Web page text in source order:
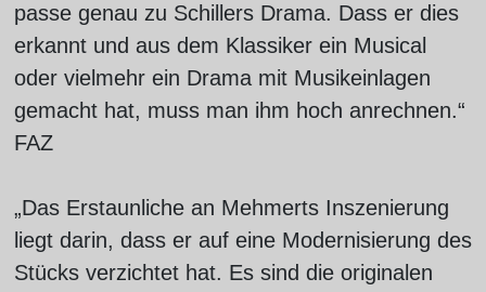
passe genau zu Schillers Drama. Dass er dies
erkannt und aus dem Klassiker ein Musical
oder vielmehr ein Drama mit Musikeinlagen
gemacht hat, muss man ihm hoch anrechnen.“
FAZ
„Das Erstaunliche an Mehmerts Inszenierung
liegt darin, dass er auf eine Modernisierung des
Stücks verzichtet hat. Es sind die originalen